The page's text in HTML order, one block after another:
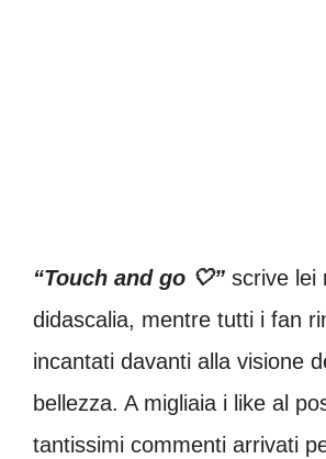
“Touch and go 🤍” scrive lei
didascalia, mentre tutti i fan
incantati davanti alla visione
bellezza. A migliaia i like al
tantissimi commenti arrivati